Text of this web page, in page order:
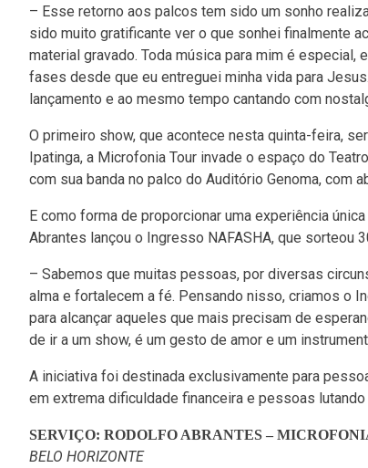
– Esse retorno aos palcos tem sido um sonho
sido muito gratificante ver o que sonhei finalmente
material gravado. Toda música para mim é
fases desde que eu entreguei minha vida para
lançamento e ao mesmo tempo cantando com
O primeiro show, que acontece nesta quinta-feira,
Ipatinga, a Microfonia Tour invade o espaço do
com sua banda no palco do Auditório Genoma, com
E como forma de proporcionar uma experiência
Abrantes lançou o Ingresso NAFASHA, que
– Sabemos que muitas pessoas, por diversas
alma e fortalecem a fé. Pensando nisso, criamos o
para alcançar aqueles que mais precisam de
de ir a um show, é um gesto de amor e um
A iniciativa foi destinada exclusivamente para
em extrema dificuldade financeira e pessoas
SERVIÇO: RODOLFO ABRANTES –
BELO HORIZONTE